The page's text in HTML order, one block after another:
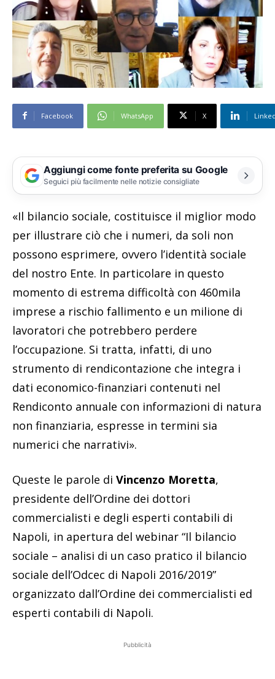
Facebook WhatsApp X
Aggiungi come fonte preferita su Google
Seguici più facilmente nelle notizie consigliate
«Il bilancio sociale, costituisce il miglior modo
per illustrare ciò che i numeri, da soli non
possono esprimere, ovvero l’identità sociale
del nostro Ente. In particolare in questo
momento di estrema difficoltà con 460mila
imprese a rischio fallimento e un milione di
lavoratori che potrebbero perdere
l’occupazione. Si tratta, infatti, di uno
strumento di rendicontazione che integra i
dati economico-finanziari contenuti nel
Rendiconto annuale con informazioni di natura
non finan­ziaria, espresse in termini sia
numerici che narrativi».
Queste le parole di Vincenzo Moretta,
presidente dell’Ordine dei dottori
commercialisti e degli esperti contabili di
Napoli, in apertura del webinar “Il bilancio
sociale – analisi di un caso pratico il bilancio
sociale dell’Odcec di Napoli 2016/2019”
organizzato dall’Ordine dei commercialisti ed
esperti contabili di Napoli.
Pubblicità